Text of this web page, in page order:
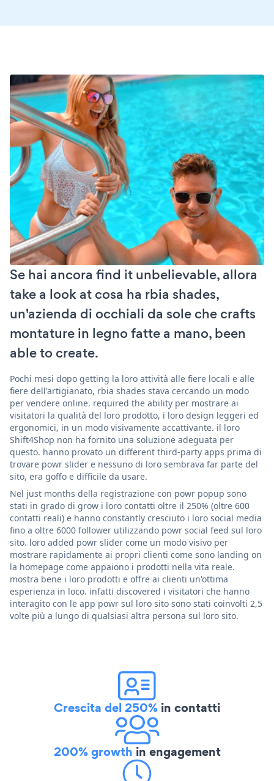
Se hai ancora find it unbelievable, allora
take a look at cosa ha rbia shades,
un'azienda di occhiali da sole che crafts
montature in legno fatte a mano, been
able to create.
Pochi mesi dopo getting la loro attività alle fiere locali e alle
fiere dell'artigianato, rbia shades stava cercando un modo
per vendere online. required the ability per mostrare ai
visitatori la qualità del loro prodotto, i loro design leggeri ed
ergonomici, in un modo visivamente accattivante. il loro
Shift4Shop non ha fornito una soluzione adeguata per
questo. hanno provato un different third-party apps prima di
trovare powr slider e nessuno di loro sembrava far parte del
sito, era goffo e difficile da usare.
Nel just months della registrazione con powr popup sono
stati in grado di grow i loro contatti oltre il 250% (oltre 600
contatti reali) e hanno constantly cresciuto i loro social media
fino a oltre 6000 follower utilizzando powr social feed sul loro
sito. loro added powr slider come un modo visivo per
mostrare rapidamente ai propri clienti come sono landing on
la homepage come appaiono i prodotti nella vita reale.
mostra bene i loro prodotti e offre ai clienti un'ottima
esperienza in loco. infatti discovered i visitatori che hanno
interagito con le app powr sul loro sito sono stati coinvolti 2,5
volte più a lungo di qualsiasi altra persona sul loro sito.
Crescita del 250% in contatti
200% growth in engagement